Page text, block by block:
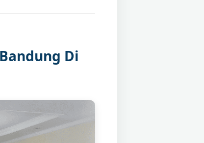
Di